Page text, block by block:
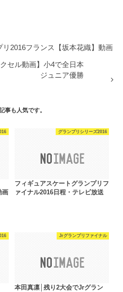
リ2016フランス【坂本花織】動画
セル動画】小4で全日本
ジュニア優勝
事も人気です。
画
グランプリシリーズ2016
フィギュアスケートグランプリフ
ァイナル2016日程・テレビ放送
Jrグランプリファイナル
本田真凛│残り2大会でJrグラン